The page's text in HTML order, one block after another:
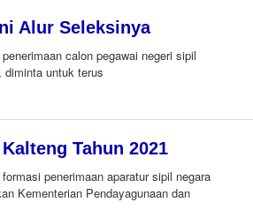
Alur Seleksinya
calon pegawai negeri sipil
diminta untuk terus
Tahun 2021
penerimaan aparatur sipil negara
Kementerian Pendayagunaan dan